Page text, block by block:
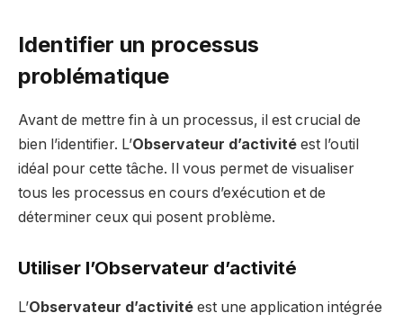
Identifier un processus
problématique
Avant de mettre fin à un processus, il est crucial de
bien l’identifier. L’Observateur d’activité est l’outil
idéal pour cette tâche. Il vous permet de visualiser
tous les processus en cours d’exécution et de
déterminer ceux qui posent problème.
Utiliser l’Observateur d’activité
L’Observateur d’activité est une application intégrée